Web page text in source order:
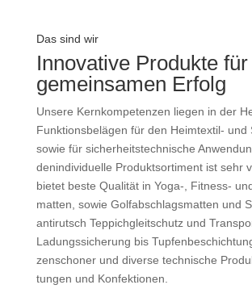
Das sind wir
Innovative Produkte für
gemeinsamen Erfolg
Unsere Kern­kom­pe­tenzen liegen in der
Funk­ti­ons­be­lägen für den Heim­textil- und
sowie für sicher­heits­tech­ni­sche
den­in­di­vi­du­elle Pro­dukt­sor­ti­ment ist sehr
bietet beste Qua­lität in Yoga‑, Fit­ness-
matten, sowie Golf­ab­schlags­matten und
anti­rutsch Tep­pich­gleit­schutz und
Ladungs­si­che­rung bis
zen­schoner und diverse tech­ni­sche
tungen und Kon­fek­tionen.